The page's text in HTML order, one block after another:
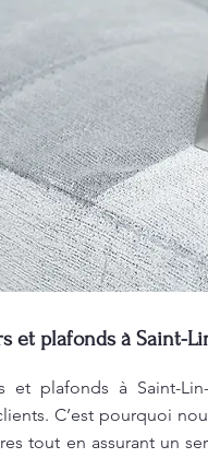
et plafonds à Saint-
et plafonds à Saint-
C’est pourquoi
tout en assurant un